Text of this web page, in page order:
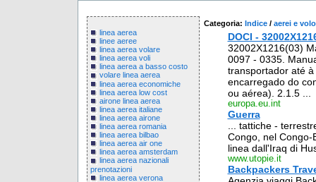
linea aerea
linee aeree
linea aerea volare
linea aerea voli
linea aerea a basso costo
volare linea aerea
linea aerea economiche
linea aerea low cost
airone linea aerea
linea aerea italiane
linea aerea airone
linea aerea romania
linea aerea bilbao
linea aerea air one
linea aerea amsterdam
linea aerea nazionali
prenotazioni
linea aerea verona
Categoria: Indice / aerei e volo
DOCI -
32002X1216(03)
0097 - 0335.
transportador até
encarregado do
ou aérea). 2.1.5 ...
europa.eu.int
Guerra
... tattiche -
Congo, nel Congo-
linea dall'Iraq di
www.utopie.it
Backpackers